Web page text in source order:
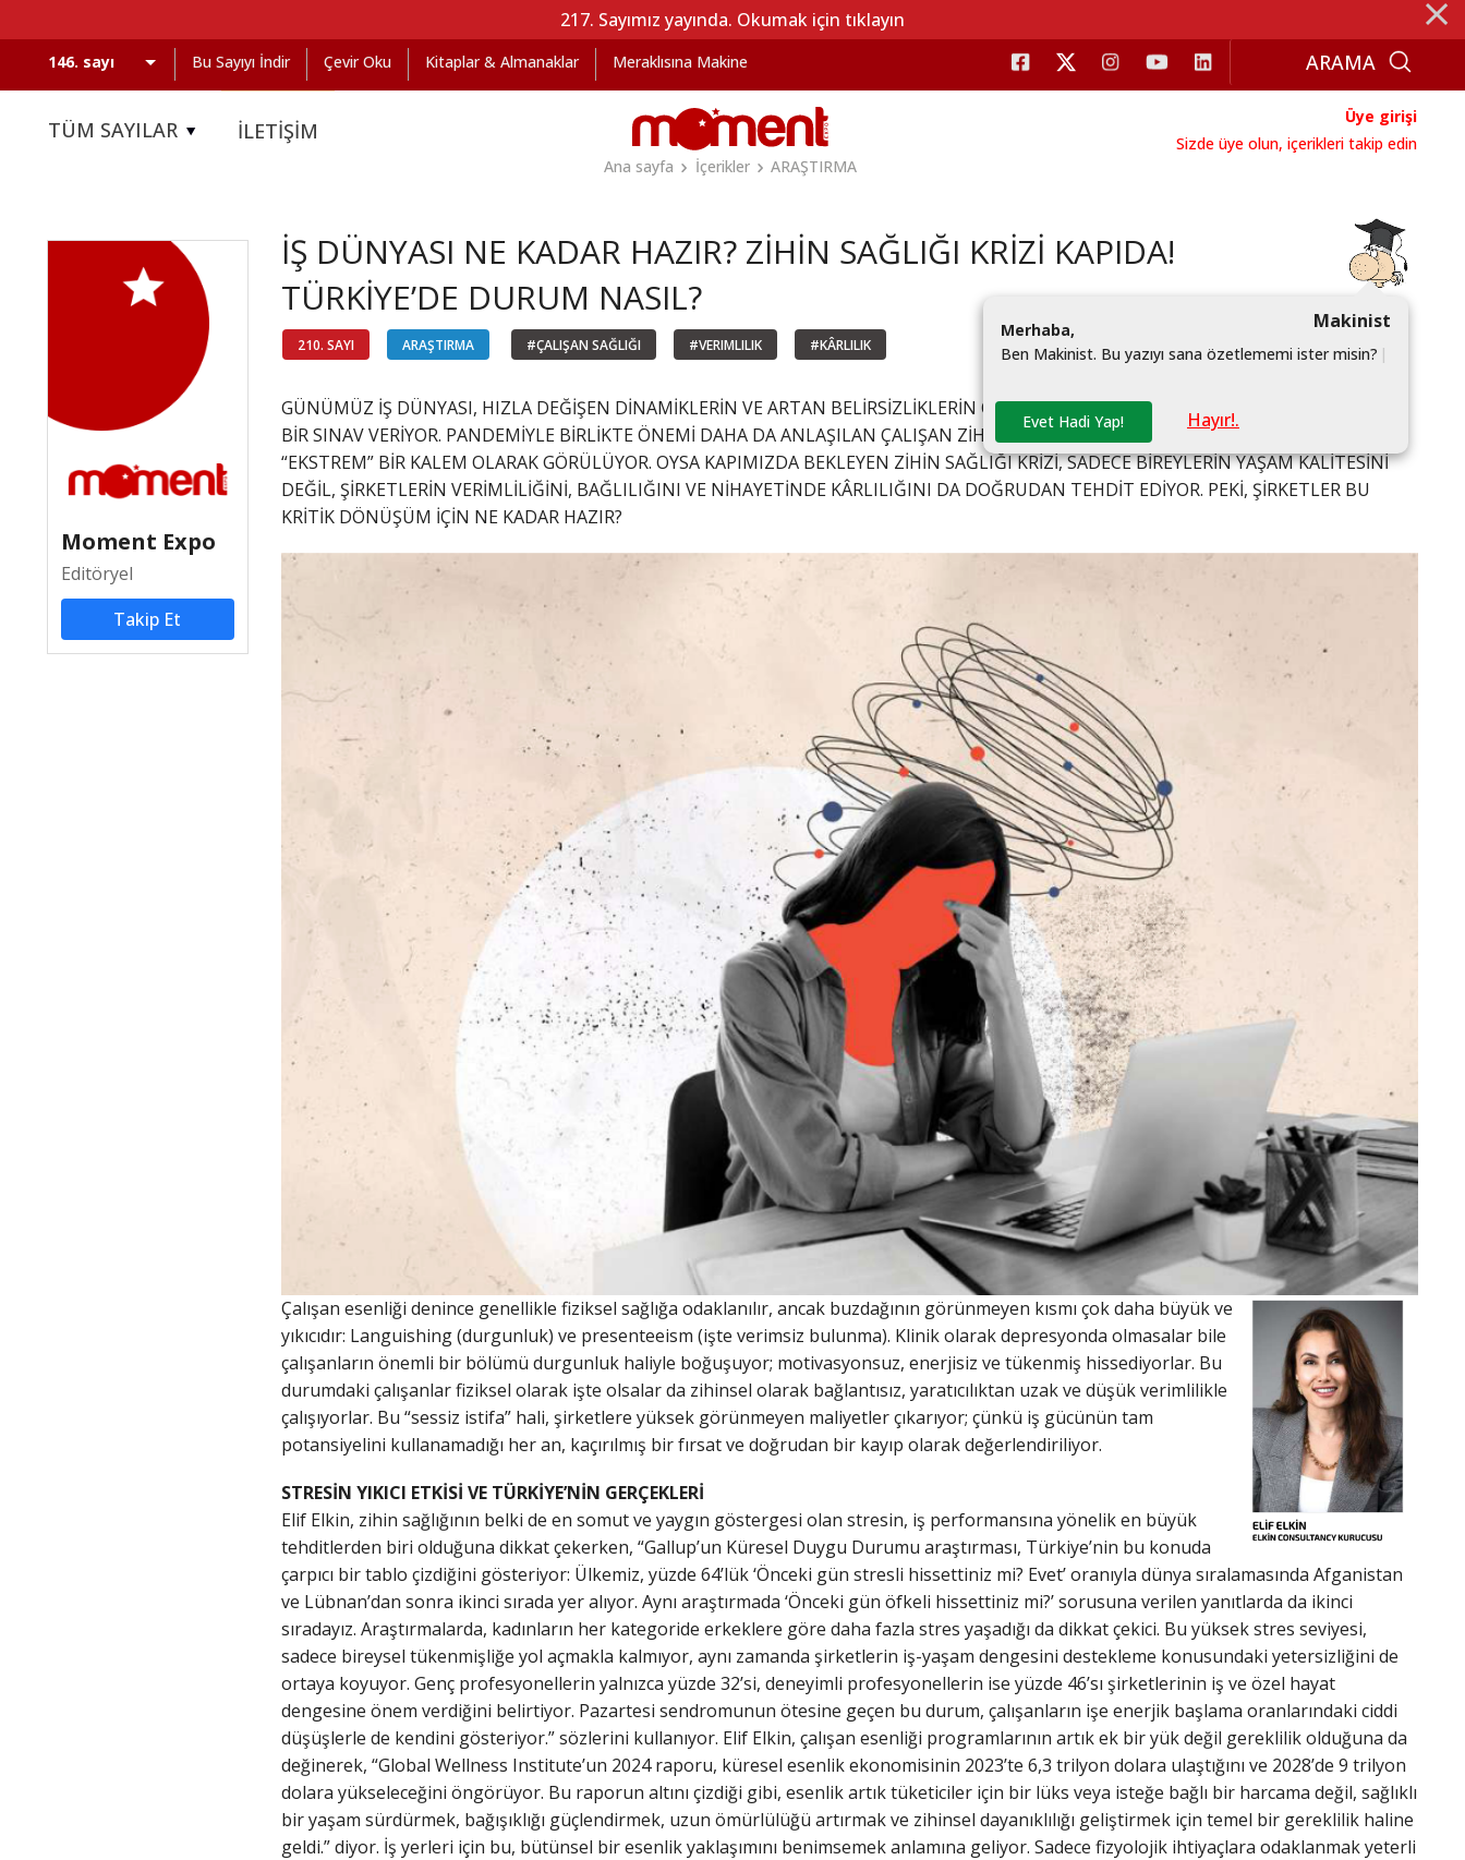
217. Sayımız yayında. Okumak için tıklayın ⨯
Bu Sayıyı İndir Çevir Oku Kitaplar & Almanaklar Meraklısına Makine
TÜM SAYILAR İLETİŞİM
Üye girişi
Sizde üye olun, içerikleri takip edin
Ana sayfa
İçerikler ARAŞTIRMA
Moment Expo
Editöryel
Takip Et
İŞ DÜNYASI NE KADAR HAZIR? ZİHİN SAĞLIĞI KRİZİ KAPIDA!
TÜRKİYE’DE DURUM NASIL?
210. SAYI ARAŞTIRMA #ÇALIŞAN SAĞLIĞI #VERIMLILIK #KÂRLILIK
Makinist
Merhaba,
Ben Makinist. Bu yazıyı sana özetlememi ister misin? |
Evet Hadi Yap! Hayır!.
GÜNÜMÜZ İŞ DÜNYASI, HIZLA DEĞİŞEN DİNAMİKLERİN VE ARTAN BELİRSİZLİKLERİN ORTASINDA, ÇALIŞAN ESENLİĞİ KONUSUNDA CİDDİ
BİR SINAV VERİYOR. PANDEMİYLE BİRLİKTE ÖNEMİ DAHA DA ANLAŞILAN ÇALIŞAN ZİHİN SAĞLIĞI, NE YAZIK Kİ HALA BİRÇOK KURUM İÇİN
“EKSTREM” BİR KALEM OLARAK GÖRÜLÜYOR. OYSA KAPIMIZDA BEKLEYEN ZİHİN SAĞLIĞI KRİZİ, SADECE BİREYLERİN YAŞAM KALİTESİNİ
DEĞİL, ŞİRKETLERİN VERİMLİLİĞİNİ, BAĞLILIĞINI VE NİHAYETİNDE KÂRLILIĞINI DA DOĞRUDAN TEHDİT EDİYOR. PEKİ, ŞİRKETLER BU
KRİTİK DÖNÜŞÜM İÇİN NE KADAR HAZIR?
Çalışan esenliği denince genellikle fiziksel sağlığa odaklanılır, ancak buzdağının görünmeyen kısmı çok daha büyük ve
yıkıcıdır: Languishing (durgunluk) ve presenteeism (işte verimsiz bulunma). Klinik olarak depresyonda olmasalar bile
çalışanların önemli bir bölümü durgunluk haliyle boğuşuyor; motivasyonsuz, enerjisiz ve tükenmiş hissediyorlar. Bu
durumdaki çalışanlar fiziksel olarak işte olsalar da zihinsel olarak bağlantısız, yaratıcılıktan uzak ve düşük verimlilikle
çalışıyorlar. Bu “sessiz istifa” hali, şirketlere yüksek görünmeyen maliyetler çıkarıyor; çünkü iş gücünün tam
potansiyelini kullanamadığı her an, kaçırılmış bir fırsat ve doğrudan bir kayıp olarak değerlendiriliyor.
STRESİN YIKICI ETKİSİ VE TÜRKİYE’NİN GERÇEKLERİ
Elif Elkin, zihin sağlığının belki de en somut ve yaygın göstergesi olan stresin, iş performansına yönelik en büyük
tehditlerden biri olduğuna dikkat çekerken, “Gallup’un Küresel Duygu Durumu araştırması, Türkiye’nin bu konuda
çarpıcı bir tablo çizdiğini gösteriyor: Ülkemiz, yüzde 64’lük ‘Önceki gün stresli hissettiniz mi? Evet’ oranıyla dünya sıralamasında Afganistan
ve Lübnan’dan sonra ikinci sırada yer alıyor. Aynı araştırmada ‘Önceki gün öfkeli hissettiniz mi?’ sorusuna verilen yanıtlarda da ikinci
sıradayız. Araştırmalarda, kadınların her kategoride erkeklere göre daha fazla stres yaşadığı da dikkat çekici. Bu yüksek stres seviyesi,
sadece bireysel tükenmişliğe yol açmakla kalmıyor, aynı zamanda şirketlerin iş-yaşam dengesini destekleme konusundaki yetersizliğini de
ortaya koyuyor. Genç profesyonellerin yalnızca yüzde 32’si, deneyimli profesyonellerin ise yüzde 46’sı şirketlerinin iş ve özel hayat
dengesine önem verdiğini belirtiyor. Pazartesi sendromunun ötesine geçen bu durum, çalışanların işe enerjik başlama oranlarındaki ciddi
düşüşlerle de kendini gösteriyor.” sözlerini kullanıyor. Elif Elkin, çalışan esenliği programlarının artık ek bir yük değil gereklilik olduğuna da
değinerek, “Global Wellness Institute’un 2024 raporu, küresel esenlik ekonomisinin 2023’te 6,3 trilyon dolara ulaştığını ve 2028’de 9 trilyon
dolara yükseleceğini öngörüyor. Bu raporun altını çizdiği gibi, esenlik artık tüketiciler için bir lüks veya isteğe bağlı bir harcama değil, sağlıklı
bir yaşam sürdürmek, bağışıklığı güçlendirmek, uzun ömürlülüğü artırmak ve zihinsel dayanıklılığı geliştirmek için temel bir gereklilik haline
geldi.” diyor. İş yerleri için bu, bütünsel bir esenlik yaklaşımını benimsemek anlamına geliyor. Sadece fizyolojik ihtiyaçlara odaklanmak yeterli